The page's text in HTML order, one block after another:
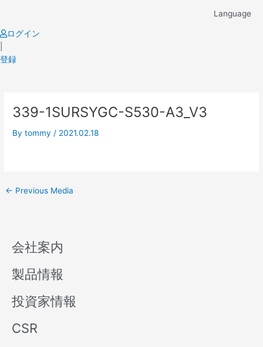
content
Language
ログイン
登録
339-1SURSYGC-S530-A3_V3
Bytommy / 2021.02.18
navigation
← Previous Media
会社案内
製品情報
投資家情報
CSR